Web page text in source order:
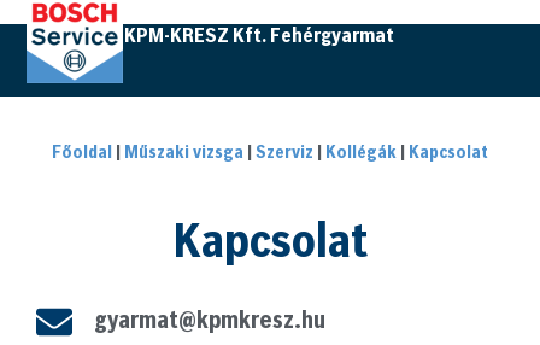
KPM-KRESZ Kft. Fehérgyarmat
Főoldal Műszaki vizsga Szerviz Kollégák Kapcsolat
Kapcsolat
gyarmat@kpmkresz.hu